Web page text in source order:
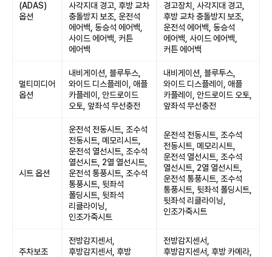
(ADAS)
옵션
사각지대 경고, 후방 교차
충돌방지 보조, 운전석
에어백, 동승석 에어백,
사이드 에어백, 커튼
에어백
경고장치, 사각지대 경고,
후방 교차 충돌방지 보조,
운전석 에어백, 동승석
에어백, 사이드 에어백,
커튼 에어백
멀티미디어
옵션
내비게이션, 블루투스,
와이드 디스플레이, 애플
카플레이, 안드로이드
오토, 앞좌석 무선충전
내비게이션, 블루투스,
와이드 디스플레이, 애플
카플레이, 안드로이드 오토,
앞좌석 무선충전
시트 옵션
운전석 전동시트, 조수석
전동시트, 메모리시트,
운전석 열선시트, 조수석
열선시트, 2열 열선시트,
운전석 통풍시트, 조수석
통풍시트, 뒷좌석
폴딩시트, 뒷좌석
리클라이닝,
인조가죽시트
운전석 전동시트, 조수석
전동시트, 메모리시트,
운전석 열선시트, 조수석
열선시트, 2열 열선시트,
운전석 통풍시트, 조수석
통풍시트, 뒷좌석 폴딩시트,
뒷좌석 리클라이닝,
인조가죽시트
주차보조
전방감지센서,
후방감지센서, 후방
전방감지센서,
후방감지센서, 후방 카메라,